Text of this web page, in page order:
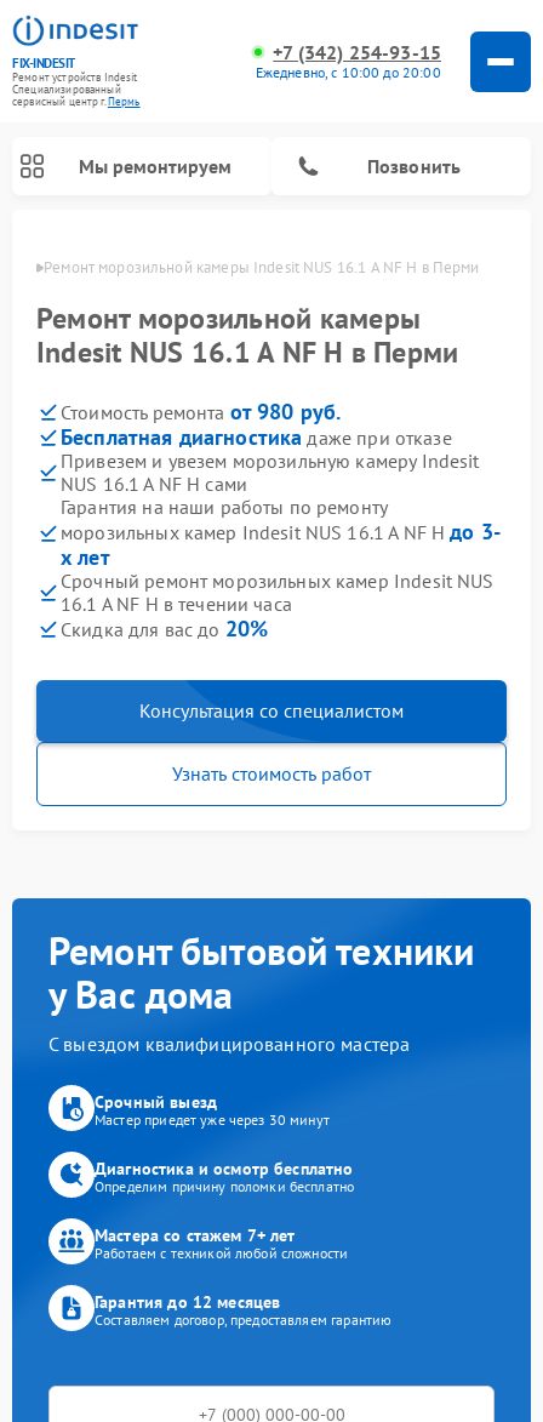
FIX-INDESIT
Ремонт устройств Indesit
Специализированный
cервисный центр г.Пермь
+7 (342) 254-93-15
Ежедневно, с 10:00 до 20:00
Мы ремонтируем Позвонить
Ремонт морозильной камеры Indesit NUS 16.1 A NF H в Перми
Ремонт морозильной камеры
Indesit NUS 16.1 A NF H в Перми
Стоимость ремонта от 980 руб.
Бесплатная диагностика даже при отказе
Привезем и увезем морозильную камеру Indesit
NUS 16.1 A NF H сами
Гарантия на наши работы по ремонту
морозильных камер Indesit NUS 16.1 A NF Hдо 3-
х лет
Срочный ремонт морозильных камер Indesit NUS
16.1 A NF H в течении часа
Скидка для вас до 20%
Консультация со специалистом
Узнать стоимость работ
Ремонт бытовой техники
у Вас дома
С выездом квалифицированного мастера
Срочный выезд
Мастер приедет уже через 30 минут
Диагностика и осмотр бесплатно
Определим причину поломки бесплатно
Мастера со стажем 7+ лет
Работаем с техникой любой сложности
Гарантия до 12 месяцев
Составляем договор, предоставляем гарантию